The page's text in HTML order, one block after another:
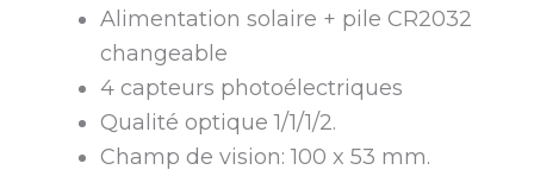
Alimentation solaire + pile CR2032
changeable
4 capteurs photoélectriques
Qualité optique 1/1/1/2.
Champ de vision: 100 x 53 mm.